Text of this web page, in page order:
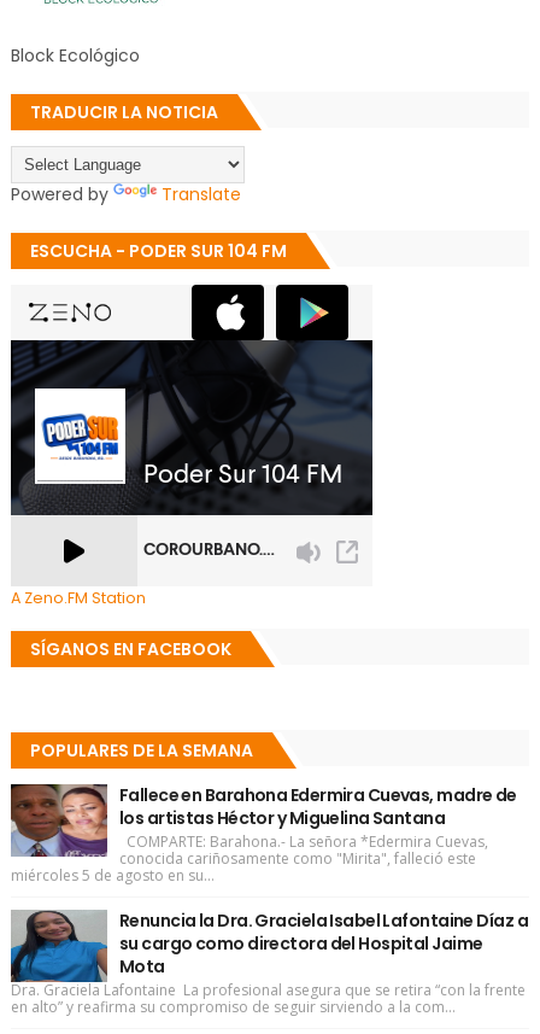
Block Ecológico
TRADUCIR LA NOTICIA
Powered by Translate
ESCUCHA - PODER SUR 104 FM
A Zeno.FM Station
SÍGANOS EN FACEBOOK
POPULARES DE LA SEMANA
Fallece en Barahona Edermira Cuevas, madre de
los artistas Héctor y Miguelina Santana
COMPARTE: Barahona.- La señora *Edermira Cuevas,
conocida cariñosamente como "Mirita", falleció este
miércoles 5 de agosto en su...
Renuncia la Dra. Graciela Isabel Lafontaine Díaz a
su cargo como directora del Hospital Jaime
Mota
Dra. Graciela Lafontaine La profesional asegura que se retira “con la frente
en alto” y reafirma su compromiso de seguir sirviendo a la com...